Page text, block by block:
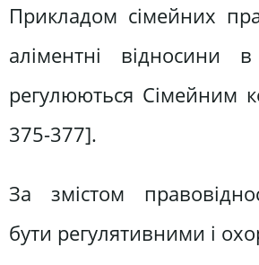
Прикладом сімейних
аліментні відносини
регулюються Сімейним
375-377].
За змістом
бути регулятивними і